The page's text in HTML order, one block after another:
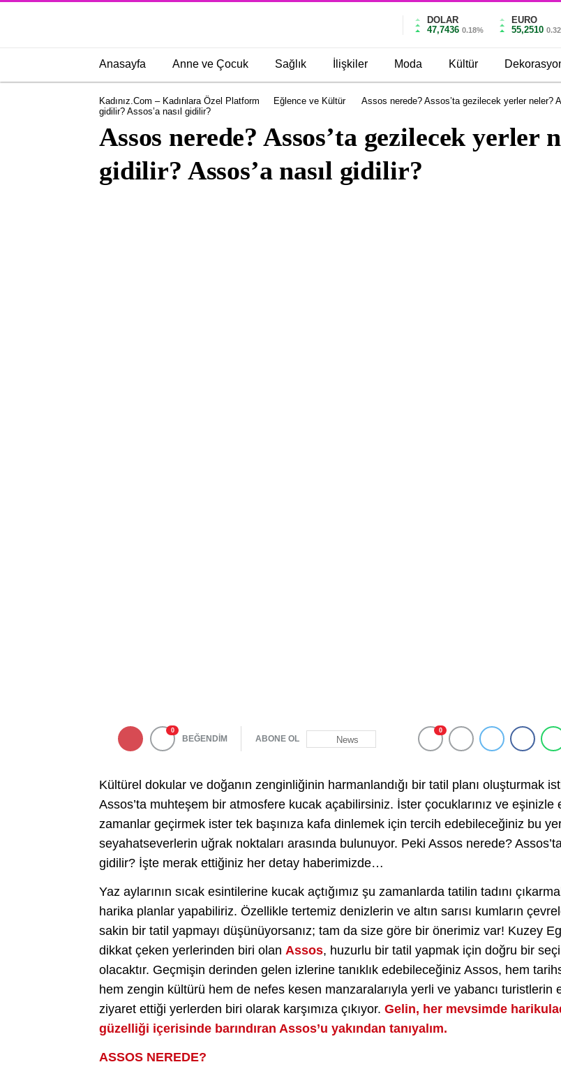
DOLAR
47,7436 0.18%
EURO
55,2510
Anasayfa Anne ve Çocuk Sağlık İlişkiler Moda Kültür
Kadınız.com – Kadınlara Özel Platform Eğlence ve Kültür
Assos nerede? Assos’ta gezilecek yerler neler?
gidilir? Assos’a nasıl gidilir?
Assos nerede? Assos’ta gezilecek yerler
gidilir? Assos’a nasıl gidilir?
0
BEĞENDİM ABONE OL News
0
Kültürel dokular ve doğanın zenginliğinin harmanlandığı bir tatil planı oluşturmak
Assos’ta muhteşem bir atmosfere kucak açabilirsiniz. İster çocuklarınız ve eşinizle
zamanlar geçirmek ister tek başınıza kafa dinlemek için tercih edebileceğiniz bu
seyahatseverlerin uğrak noktaları arasında bulunuyor. Peki Assos nerede?
gidilir? İşte merak ettiğiniz her detay haberimizde…
Yaz aylarının sıcak esintilerine kucak açtığımız şu zamanlarda tatilin tadını
harika planlar yapabiliriz. Özellikle tertemiz denizlerin ve altın sarısı kumların
sakin bir tatil yapmayı düşünüyorsanız; tam da size göre bir önerimiz var! Kuzey
dikkat çeken yerlerinden biri olan Assos, huzurlu bir tatil yapmak için doğru bir
olacaktır. Geçmişin derinden gelen izlerine tanıklık edebileceğiniz Assos, hem
hem zengin kültürü hem de nefes kesen manzaralarıyla yerli ve yabancı turistlerin
ziyaret ettiği yerlerden biri olarak karşımıza çıkıyor. Gelin, her mevsimde
güzelliği içerisinde barındıran Assos’u yakından tanıyalım.
ASSOS NEREDE?